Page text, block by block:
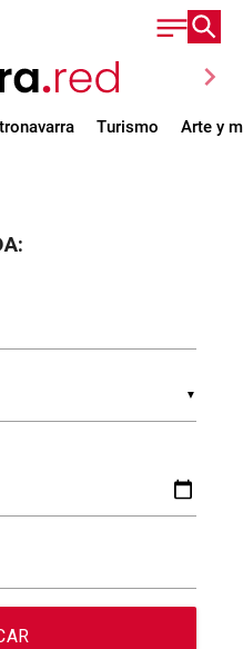
chevron_right
Turismo Arte y
▼